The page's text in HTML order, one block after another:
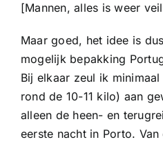
[Mannen, alles is weer
Maar goed, het idee is
mogelijk bepakking
Bij elkaar zeul ik
rond de 10-11 kilo) aan
alleen de heen- en
eerste nacht in Porto. Van